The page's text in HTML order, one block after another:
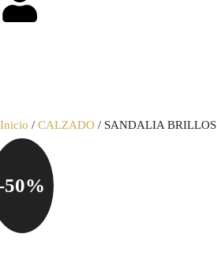
Inicio / CALZADO / SANDALIA BRILLOS
50%